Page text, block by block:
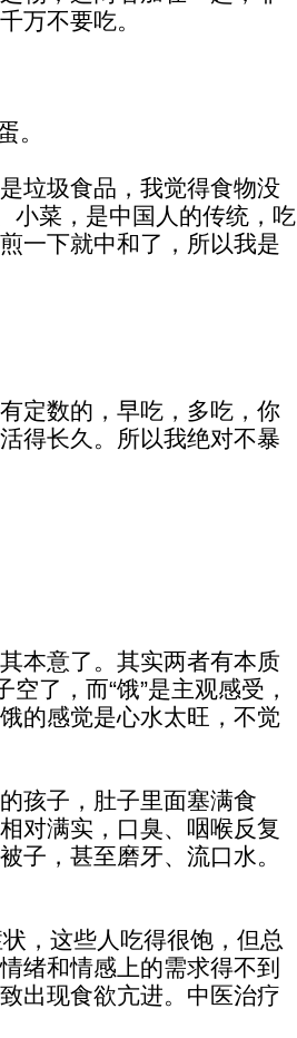
万不要吃。
。
垃圾食品，我觉得食物没
小菜，是中国人的传统，吃
一下就中和了，所以我是
定数的，早吃，多吃，你
得长久。所以我绝对不暴
本意了。其实两者有本质
了，而“饿”是主观感受，
的感觉是心水太旺，不觉
孩子，肚子里面塞满食
对满实，口臭、咽喉反复
子，甚至磨牙、流口水。
，这些人吃得很饱，但总
绪和情感上的需求得不到
出现食欲亢进。中医治疗